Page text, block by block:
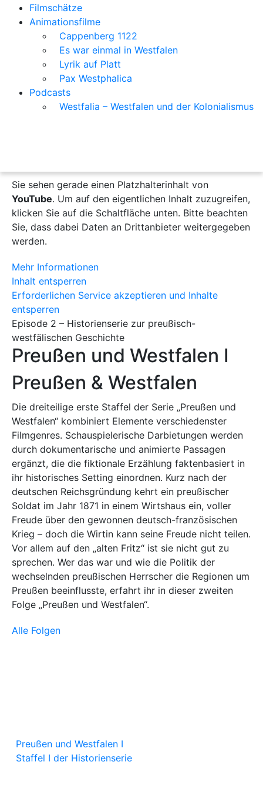
Filmschätze
Animationsfilme
Cappenberg 1122
Es war einmal in Westfalen
Lyrik auf Platt
Pax Westphalica
Podcasts
Westfalia – Westfalen und der Kolonialismus
Sie sehen gerade einen Platzhalterinhalt von
YouTube. Um auf den eigentlichen Inhalt zuzugreifen,
klicken Sie auf die Schaltfläche unten. Bitte beachten
Sie, dass dabei Daten an Drittanbieter weitergegeben
werden.
Mehr Informationen
Inhalt entsperren
Erforderlichen Service akzeptieren und Inhalte
entsperren
Episode 2 – Historienserie zur preußisch-
westfälischen Geschichte
Preußen und Westfalen I
Preußen & Westfalen
Die dreiteilige erste Staffel der Serie „Preußen und
Westfalen“ kombiniert Elemente verschiedenster
Filmgenres. Schauspielerische Darbietungen werden
durch dokumentarische und animierte Passagen
ergänzt, die die fiktionale Erzählung faktenbasiert in
ihr historisches Setting einordnen. Kurz nach der
deutschen Reichsgründung kehrt ein preußischer
Soldat im Jahr 1871 in einem Wirtshaus ein, voller
Freude über den gewonnen deutsch-französischen
Krieg – doch die Wirtin kann seine Freude nicht teilen.
Vor allem auf den „alten Fritz“ ist sie nicht gut zu
sprechen. Wer das war und wie die Politik der
wechselnden preußischen Herrscher die Regionen um
Preußen beeinflusste, erfahrt ihr in dieser zweiten
Folge „Preußen und Westfalen“.
Alle Folgen
Preußen und Westfalen I
Staffel I der Historienserie